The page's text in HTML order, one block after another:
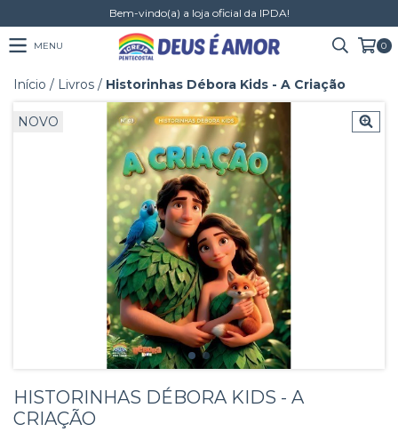
Bem-vindo(a) a loja oficial da IPDA!
MENU 0
Início / Livros / Historinhas Débora Kids - A Criação
NOVO
HISTORINHAS DÉBORA KIDS - A
CRIAÇÃO